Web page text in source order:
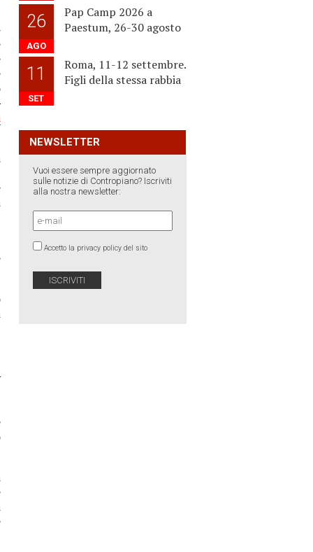
26
AGO
Pap Camp 2026 a
Paestum, 26-30 agosto
11
SET
Roma, 11-12 settembre.
Figli della stessa rabbia
NEWSLETTER
Vuoi essere sempre aggiornato
sulle notizie di Contropiano? Iscriviti
alla nostra newsletter:
Accetto la privacy policy del sito